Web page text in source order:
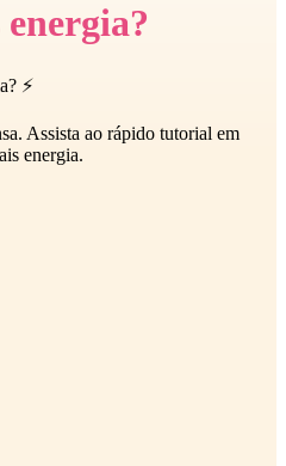
⚡
Assista ao rápido tutorial em
energia.